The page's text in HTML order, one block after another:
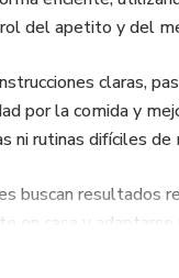
del apetito y del
claras,
por la comida y
ni rutinas difíciles de
buscan resultados
en casa y